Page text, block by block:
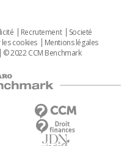
Recrutement
Societé
cookies
Mentions légales
© 2022 CCM Benchmark